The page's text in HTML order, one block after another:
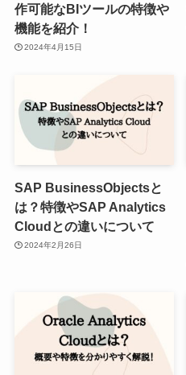
作可能なBIツールの特徴や
機能を紹介！
2024年4月15日
SAP BusinessObjectsと
は？特徴やSAP Analytics
Cloudとの違いについて
2024年2月26日